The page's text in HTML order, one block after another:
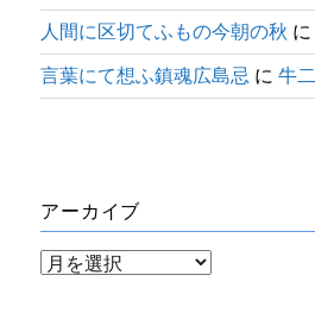
人間に区切てふもの今朝の秋 に
言葉にて想ふ鎮魂広島忌 に牛二
アーカイブ
ア